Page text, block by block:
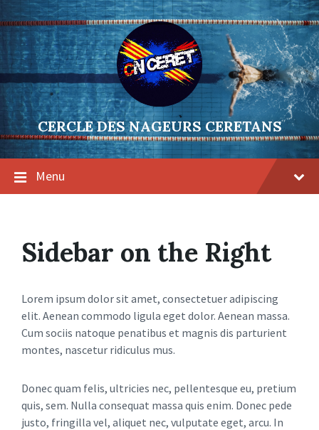
Skip
to
content
Skip
to
main
navigation
Skip
to
footer
CERCLE DES NAGEURS CERETANS
Menu
Sidebar on the Right
Lorem ipsum dolor sit amet, consectetuer adipiscing
elit. Aenean commodo ligula eget dolor. Aenean massa.
Cum sociis natoque penatibus et magnis dis parturient
montes, nascetur ridiculus mus.
Donec quam felis, ultricies nec, pellentesque eu, pretium
quis, sem. Nulla consequat massa quis enim. Donec pede
justo, fringilla vel, aliquet nec, vulputate eget, arcu. In